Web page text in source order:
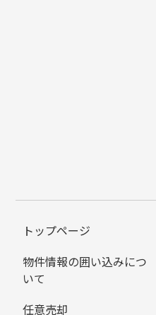
トップページ
物件情報の囲い込みにつ
いて
任意売却